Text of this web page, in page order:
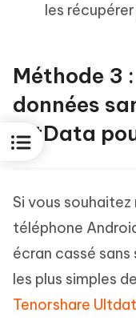
les
Méthode 3
données
UltData
Si vous
téléphone
écran cassé
les plus simples
Tenorshare